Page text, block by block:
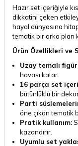
Hazır set içeriğiyle
dikkatini çeken
hayal dünyasına
tematik bir arka plan
Ürün Özellikleri ve
Uzay temalı
havası katar.
16 parça set
bütünlüklü bir
Parti
öne çıkan tematik
Pratik kullanım:
kazandırır.
Uyumlu set